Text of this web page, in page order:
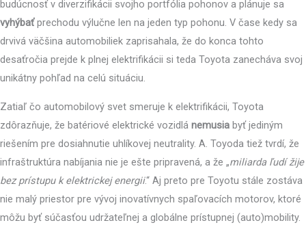
budúcnosť v diverzifikácii svojho portfólia pohonov a plánuje sa
vyhýbaťprechodu výlučne len na jeden typ pohonu. V čase kedy sa
drvivá väčšina automobiliek zaprisahala, že do konca tohto
desaťročia prejde k plnej elektrifikácii si teda Toyota zanecháva svoj
unikátny pohľad na celú situáciu.
Zatiaľ čo automobilový svet smeruje k elektrifikácii, Toyota
zdôrazňuje, že batériové elektrické vozidlá nemusia byť jediným
riešením pre dosiahnutie uhlíkovej neutrality. A. Toyoda tiež tvrdí, že
infraštruktúra nabíjania nie je ešte pripravená, a že „miliarda ľudí žije
bez prístupu k elektrickej energii.“ Aj preto pre Toyotu stále zostáva
nie malý priestor pre vývoj inovatívnych spaľovacích motorov, ktoré
môžu byť súčasťou udržateľnej a globálne prístupnej (auto)mobility.